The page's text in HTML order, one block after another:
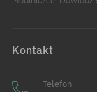
Kontakt
Telefon